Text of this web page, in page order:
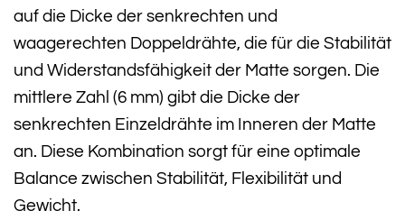
auf die Dicke der senkrechten und
waagerechten Doppeldrähte, die für die Stabilität
und Widerstandsfähigkeit der Matte sorgen. Die
mittlere Zahl (6 mm) gibt die Dicke der
senkrechten Einzeldrähte im Inneren der Matte
an. Diese Kombination sorgt für eine optimale
Balance zwischen Stabilität, Flexibilität und
Gewicht.